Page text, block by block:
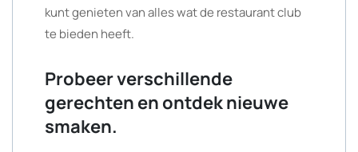
kunt genieten van alles wat de restaurant club
te bieden heeft.
Probeer verschillende
gerechten en ontdek nieuwe
smaken.